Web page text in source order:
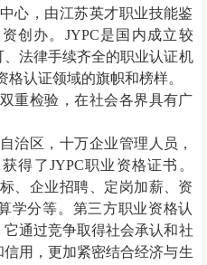
心，由江苏英才职业技能鉴
创办。JYPC是国内成立较
法律手续齐全的职业认证机
格认证领域的旗帜和榜样。
重检验，在社会各界具有广
治区，十万企业管理人员，
得了JYPC职业资格证书。
、企业招聘、定岗加薪、资
学分等。第三方职业资格认
通过竞争取得社会承认和社
用，更加紧密结合经济与生